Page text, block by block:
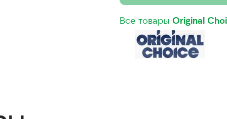
Все товары Original